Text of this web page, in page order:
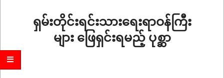
ရှမ်းတိုင်းရင်းသားရေးရာဝန်ကြီး
များ ဖြေရှင်းရမည့် ပုစ္ဆာ